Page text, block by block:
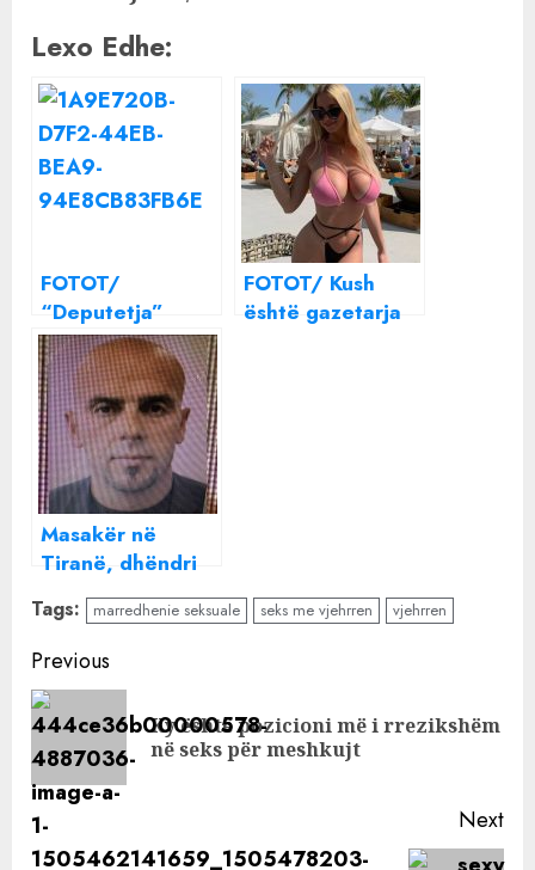
Lexo Edhe:
FOTOT/
“Deputetja”
shqiptare
“tërbon” grekët
FOTOT/ Kush
është gazetarja
Masakër në
Tiranë, dhëndri
vret vjehrrën dhe
bashkëshorten
Tags: marredhenie seksuale seks me vjehrren vjehrren
Continue
Reading
Previous
Ky është pozicioni më i rrezikshëm
në seks për meshkujt
Next